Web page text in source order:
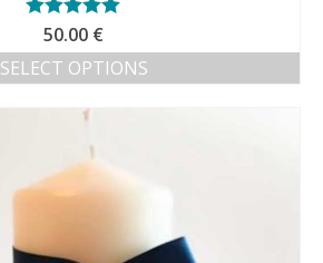
Valorado con
5.00de 5
50.00 €
SELECT OPTIONS